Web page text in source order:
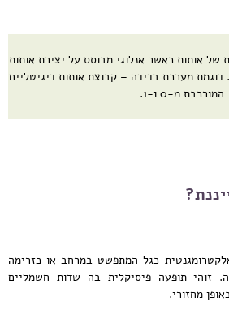
של אותות כאשר אנלוגי מבוסס על יצירת אותות
דוגמת מערכת בדידה – קבוצת אותות דיגיטליים
המורכבת מ-0 ו-1.
כגל המתפשט במרחב או כזרימה
זוהי תופעה פיסיקלית בה שדות חשמליים
מחזורי.